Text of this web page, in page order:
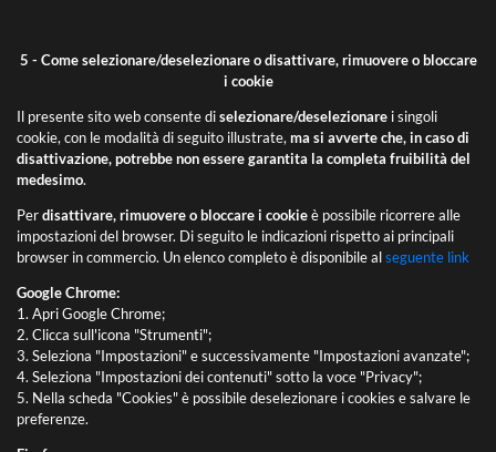
5 - Come selezionare/deselezionare o disattivare, rimuovere o bloccare
i cookie
Il presente sito web consente diselezionare/deselezionare i singoli
cookie, con le modalità di seguito illustrate, ma si avverte che, in caso di
disattivazione, potrebbe non essere garantita la completa fruibilità del
medesimo.
Perdisattivare, rimuovere o bloccare i cookieè possibile ricorrere alle
impostazioni del browser. Di seguito le indicazioni rispetto ai principali
browser in commercio. Un elenco completo è disponibile alseguente link
Google Chrome:
1. Apri Google Chrome;
2. Clicca sull'icona "Strumenti";
3. Seleziona "Impostazioni" e successivamente "Impostazioni avanzate";
4. Seleziona "Impostazioni dei contenuti" sotto la voce "Privacy";
5. Nella scheda "Cookies" è possibile deselezionare i cookies e salvare le
preferenze.